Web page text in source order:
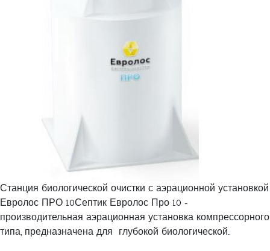
Станция биологической очистки с аэрационной установкой
Евролос ПРО 10Септик Евролос Про 10 -
производительная аэрационная установка компрессорного
типа, предназначена для глубокой биологической..